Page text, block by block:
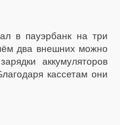
в пауэрбанк на три
два внешних можно
аккумуляторов
кассетам они